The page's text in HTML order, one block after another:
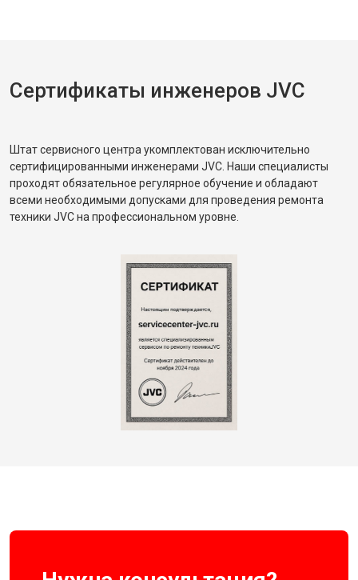
Сертификаты инженеров JVC
Штат сервисного центра укомплектован исключительно
сертифицированными инженерами JVC. Наши специалисты
проходят обязательное регулярное обучение и обладают
всеми необходимыми допусками для проведения ремонта
техники JVC на профессиональном уровне.